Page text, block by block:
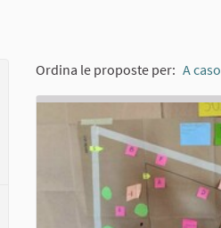
Ordina le proposte per: A caso